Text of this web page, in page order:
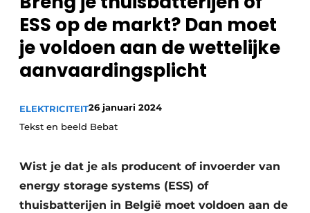
Vacatures
Video’s
Binnenklimaat
Ventilatie
Warmtepompen
ESS op de markt? Dan moet
je voldoen aan de ­wettelijke
aanvaardingsplicht
ELEKTRICITEIT26 januari 2024
Tekst en beeld Bebat
Wist je dat je als producent of invoerder van
energy storage systems (ESS) of
thuisbatterijen in België moet voldoen aan de